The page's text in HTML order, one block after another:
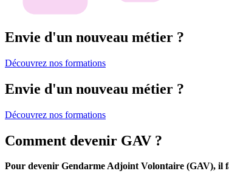
Envie d'un nouveau métier ?
Découvrez nos formations
Envie d'un nouveau métier ?
Découvrez nos formations
Comment devenir GAV ?
Pour devenir Gendarme Adjoint Volontaire (GAV), il